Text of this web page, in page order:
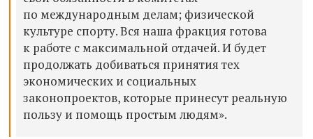
по международным делам; физической
культуре спорту. Вся наша фракция готова
к работе с максимальной отдачей. И будет
продолжать добиваться принятия тех
экономических и социальных
законопроектов, которые принесут реальную
пользу и помощь простым людям».